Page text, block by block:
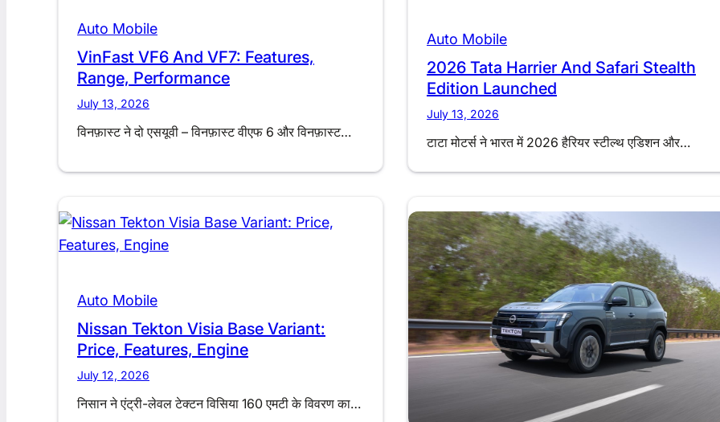
Auto Mobile
VinFast VF6 And VF7: Features,
Range, Performance
July 13, 2026
विनफ़ास्ट ने दो एसयूवी – विनफ़ास्ट वीएफ 6 और विनफ़ास्ट…
Auto Mobile
2026 Tata Harrier And Safari Stealth
Edition Launched
July 13, 2026
टाटा मोटर्स ने भारत में 2026 हैरियर स्टील्थ एडिशन और…
Auto Mobile
Nissan Tekton Visia Base Variant:
Price, Features, Engine
July 12, 2026
निसान ने एंट्री-लेवल टेक्टन विसिया 160 एमटी के विवरण का…